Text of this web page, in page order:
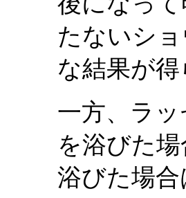
たないシ
な結果が
一方、ラ
を浴びた
浴びた場